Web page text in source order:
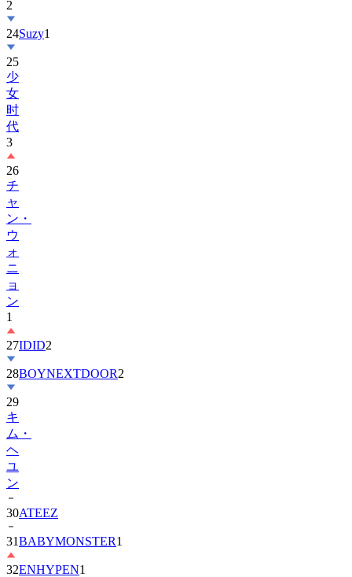
24
25
少
女
时
代
3
26
チ
ャ
ン・
ウ
ォ
ニ
ョ
ン
1
27
28BOYNEXTDOOR
29
キ
ム・
ヘ
ユ
ン
30
31BABYMONSTER
32ENHYPEN1
332PM2